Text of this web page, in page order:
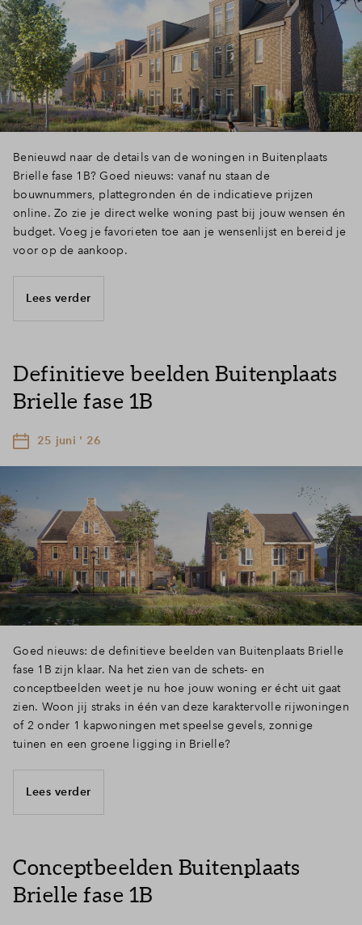
Benieuwd naar de details van de woningen in Buitenplaats
Brielle fase 1B? Goed nieuws: vanaf nu staan de
bouwnummers, plattegronden én de indicatieve prijzen
online. Zo zie je direct welke woning past bij jouw wensen én
budget. Voeg je favorieten toe aan je wensenlijst en bereid je
voor op de aankoop.
Lees verder
Definitieve beelden Buitenplaats
Brielle fase 1B
25 juni ' 26
Goed nieuws: de definitieve beelden van Buitenplaats Brielle
fase 1B zijn klaar. Na het zien van de schets- en
conceptbeelden weet je nu hoe jouw woning er écht uit gaat
zien. Woon jij straks in één van deze karaktervolle rijwoningen
of 2 onder 1 kapwoningen met speelse gevels, zonnige
tuinen en een groene ligging in Brielle?
Lees verder
Conceptbeelden Buitenplaats
Brielle fase 1B